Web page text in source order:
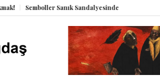
Semboller Sanık Sandalyesinde: Epstein vakası